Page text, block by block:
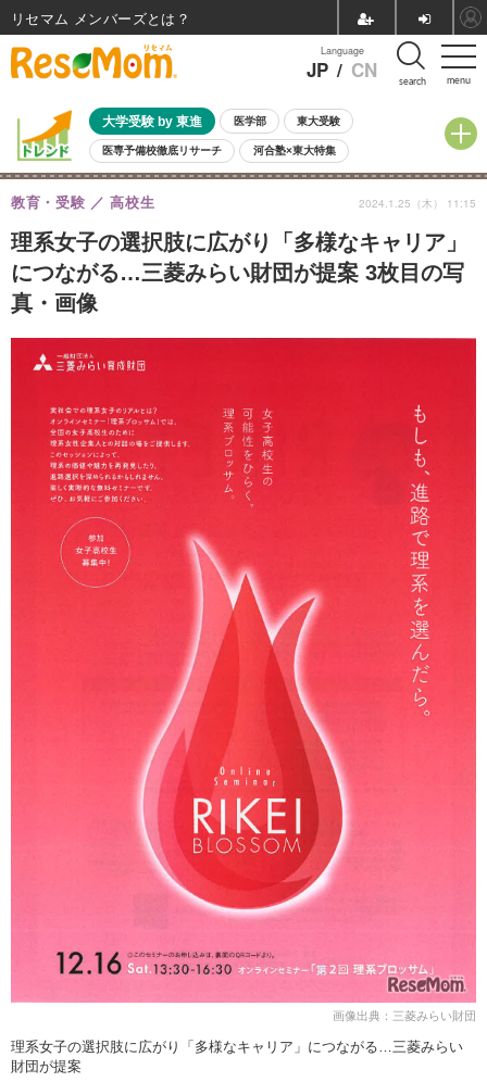
menu
Language
JP / CN search
大学受験 by 東進 医学部 東大受験
医専予備校徹底リサーチ 河合塾×東大特集
親子で考える大学選び 高校受験 中学受験 小学校受験
共通テスト 夏休み
8月開催イベント・WS 全国公立高校 過去問 人気記事
自由研究教材（小学生向け） 自由研究教材（中学生向け） ランキング
理系女子の選択肢に広がり「多様なキャリア」
につながる…三菱みらい財団が提案 3枚目の写
真・画像
教育・受験 高校生 2024.1.25（木） 11:15
画像出典：三菱みらい財団
理系女子の選択肢に広がり「多様なキャリア」につながる…三菱みらい
財団が提案
リセマム メンバーズ